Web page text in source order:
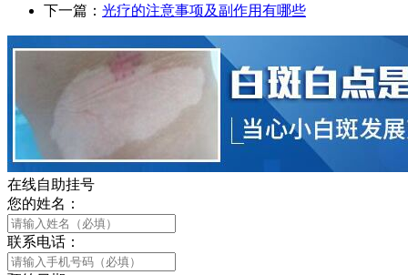
下一篇： 光疗的注意事项及副作用有哪些
在线自助挂号
您的姓名：
联系电话：